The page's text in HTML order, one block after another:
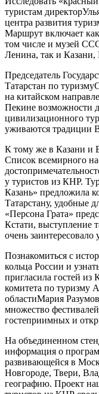
туристам
центра развития
Маршрут включает
том числе и музей
Ленина, так и
Председатель
Татарстан по
на китайском
Пекине возможности
цивилизационного
уживаются традиции
К тому же в Казани и
Список всемирного
у туристов из КНР.
Казань» предложила
Татарстану, удобные
«Персона Грата»
Кстати, выступление
очень заинтересовало
Познакомиться с
кольца России и
пригласила гостей из
комитета по туризму
областиМария
множество
гостеприимных и
На объединенном
информация о
развивающейся в
Новгороде, Твери,
географию. Проект